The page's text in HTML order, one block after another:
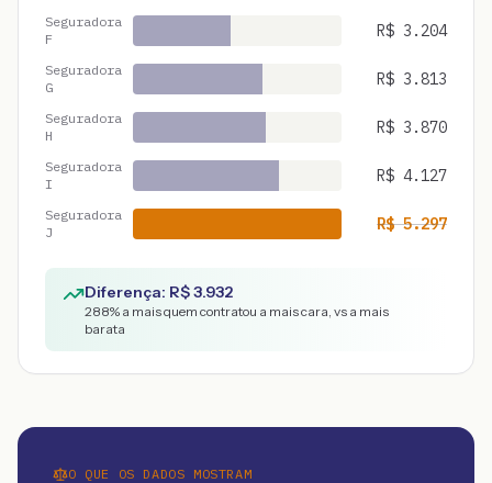
Seguradora
F
R$ 3.204
Seguradora
G
R$ 3.813
Seguradora
H
R$ 3.870
Seguradora
I
R$ 4.127
Seguradora
J
R$5.297
Diferença: R$3.932
288% a mais quem contratou a mais cara, vs a mais
barata
O QUE OS DADOS MOSTRAM